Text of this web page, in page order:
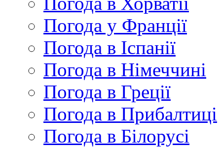
Погода у Франції
Погода в Іспанії
Погода в Німеччині
Погода в Греції
Погода в Прибалтиці
Погода в Білорусі